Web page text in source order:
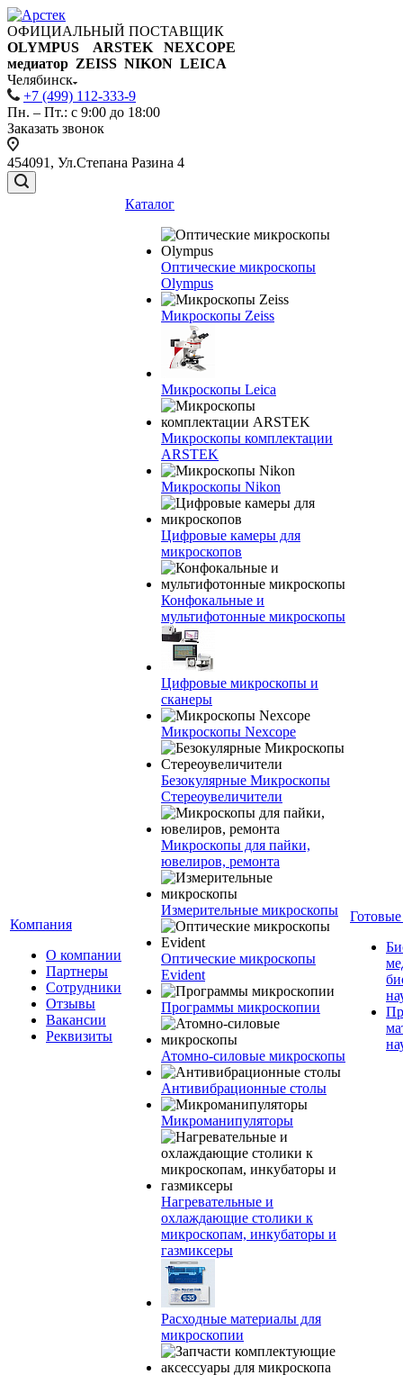
ОФИЦИАЛЬНЫЙ ПОСТАВЩИК
OLYMPUS ARSTEK NEXCOPE
медиатор ZEISS NIKON LEICA
Челябинск
+7 (499) 112-333-9
Пн. – Пт.: с 9:00 до 18:00
Заказать звонок
454091, Ул.Степана Разина 4
Компания
О компании
Партнеры
Сотрудники
Отзывы
Вакансии
Реквизиты
Каталог
Оптические микроскопы
Olympus
Микроскопы Zeiss
Микроскопы Leica
Микроскопы комплектации
ARSTEK
Микроскопы Nikon
Цифровые камеры для
микроскопов
Конфокальные и
мультифотонные микроскопы
Цифровые микроскопы и
сканеры
Микроскопы Nexcope
Безокулярные Микроскопы
Стереоувеличители
Микроскопы для пайки,
ювелиров, ремонта
Измерительные микроскопы
Оптические микроскопы
Evident
Программы микроскопии
Атомно-силовые микроскопы
Антивибрационные столы
Микроманипуляторы
Нагревательные и
охлаждающие столики к
микроскопам, инкубаторы и
газмиксеры
Расходные материалы для
микроскопии